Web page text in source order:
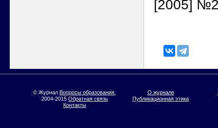
[2005]
© ЖурналВопросы образования
2004-2015 Обратная связь
О журнале
Публикационная этика
Контакты